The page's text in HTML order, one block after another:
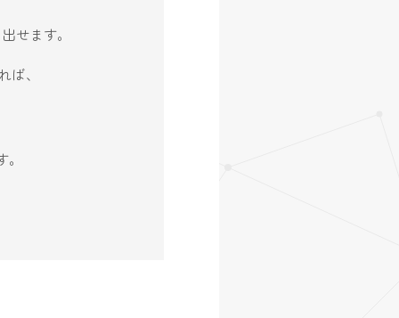
せます。
、